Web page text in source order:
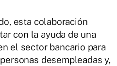
esta colaboración
con la ayuda de una
el sector bancario para
desempleadas y,